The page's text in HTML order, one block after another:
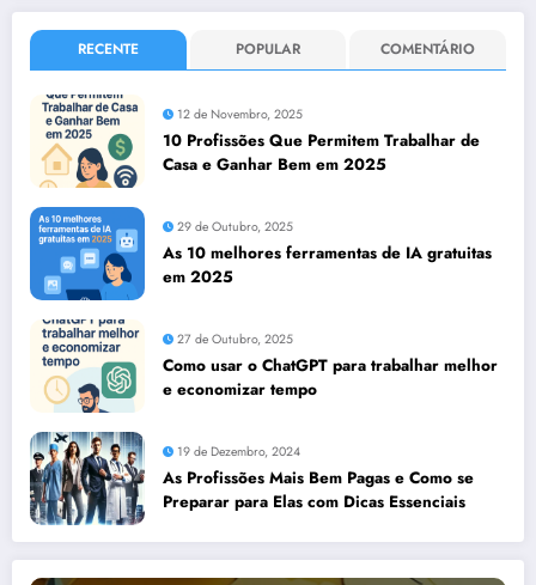
RECENTE POPULAR COMENTÁRIO
12 de Novembro, 2025
10 Profissões Que Permitem Trabalhar de
Casa e Ganhar Bem em 2025
29 de Outubro, 2025
As 10 melhores ferramentas de IA gratuitas
em 2025
27 de Outubro, 2025
Como usar o ChatGPT para trabalhar melhor
e economizar tempo
19 de Dezembro, 2024
As Profissões Mais Bem Pagas e Como se
Preparar para Elas com Dicas Essenciais